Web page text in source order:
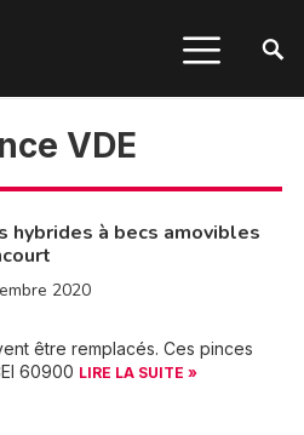
VDE
hybrides à becs amovibles
2020
être remplacés. Ces pinces
60900 LIRE LA SUITE »